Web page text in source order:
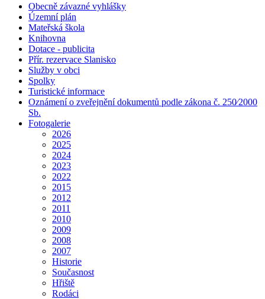
Obecně závazné vyhlášky
Územní plán
Mateřská škola
Knihovna
Dotace - publicita
Přír. rezervace Slanisko
Služby v obci
Spolky
Turistické informace
Oznámení o zveřejnění dokumentů podle zákona č. 250⁄2000
Sb.
Fotogalerie
2026
2025
2024
2023
2022
2015
2012
2011
2010
2009
2008
2007
Historie
Současnost
Hřiště
Rodáci